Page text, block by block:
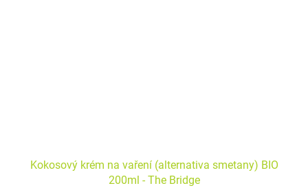
Kokosový krém na vaření (alternativa smetany) BIO
200ml - The Bridge